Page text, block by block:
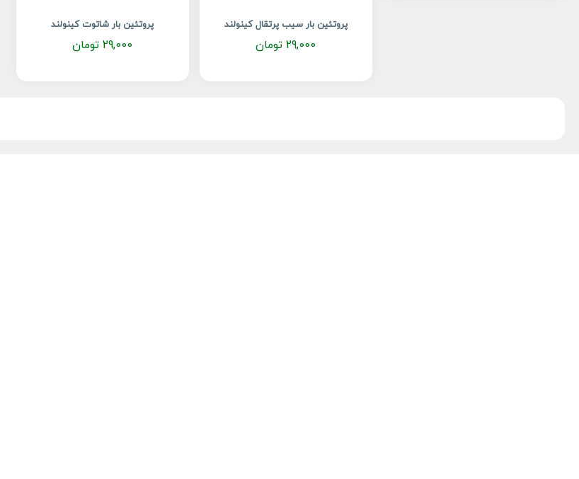
پروتئین بار سیب پرتقال کینولند
29,000 تومان
پروتئین بار شاتوت کینولند
29,000 تومان